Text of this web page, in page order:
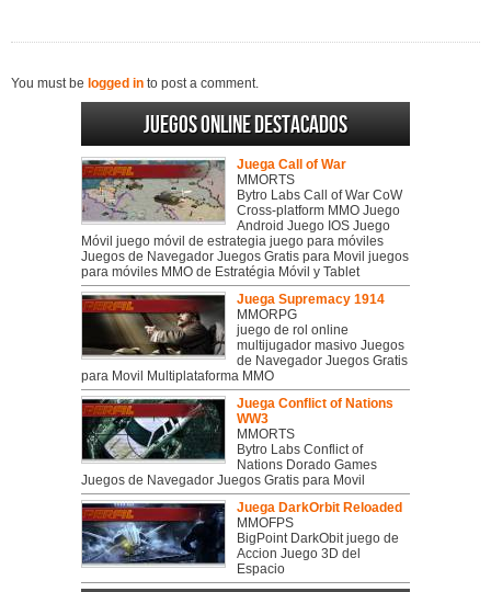
You must be logged in to post a comment.
Juegos online destacados
Juega Call of War
MMORTS
Bytro Labs Call of War CoW
Cross-platform MMO Juego
Android Juego IOS Juego
Móvil juego móvil de estrategia juego para móviles
Juegos de Navegador Juegos Gratis para Movil juegos
para móviles MMO de Estratégia Móvil y Tablet
Juega Supremacy 1914
MMORPG
juego de rol online
multijugador masivo Juegos
de Navegador Juegos Gratis
para Movil Multiplataforma MMO
Juega Conflict of Nations
WW3
MMORTS
Bytro Labs Conflict of
Nations Dorado Games
Juegos de Navegador Juegos Gratis para Movil
Juega DarkOrbit Reloaded
MMOFPS
BigPoint DarkObit juego de
Accion Juego 3D del
Espacio